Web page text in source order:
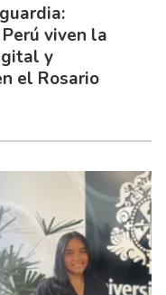
viven la
y
el Rosario